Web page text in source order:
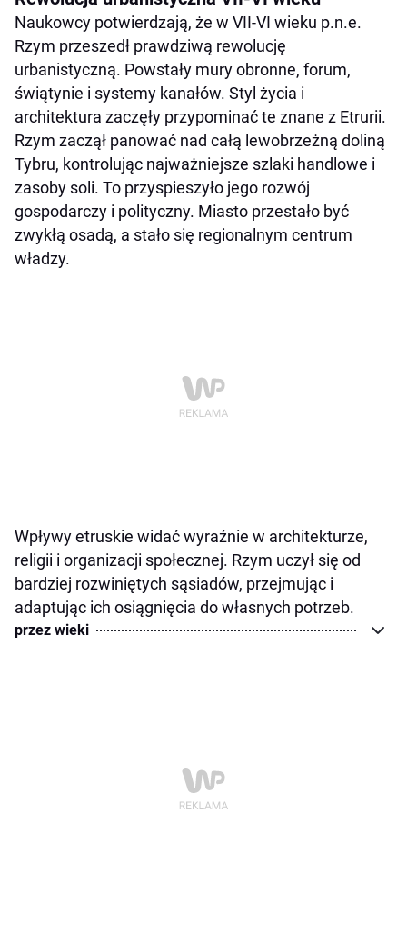
Naukowcy potwierdzają, że w VII-VI wieku p.n.e.
Rzym przeszedł prawdziwą rewolucję
urbanistyczną. Powstały mury obronne, forum,
świątynie i systemy kanałów. Styl życia i
architektura zaczęły przypominać te znane z Etrurii.
Rzym zaczął panować nad całą lewobrzeżną doliną
Tybru, kontrolując najważniejsze szlaki handlowe i
zasoby soli. To przyspieszyło jego rozwój
gospodarczy i polityczny. Miasto przestało być
zwykłą osadą, a stało się regionalnym centrum
władzy.
Wpływy etruskie widać wyraźnie w architekturze,
religii i organizacji społecznej. Rzym uczył się od
bardziej rozwiniętych sąsiadów, przejmując i
adaptując ich osiągnięcia do własnych potrzeb.
przez wieki